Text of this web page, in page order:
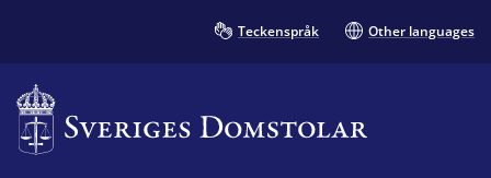
Teckenspråk Other languages